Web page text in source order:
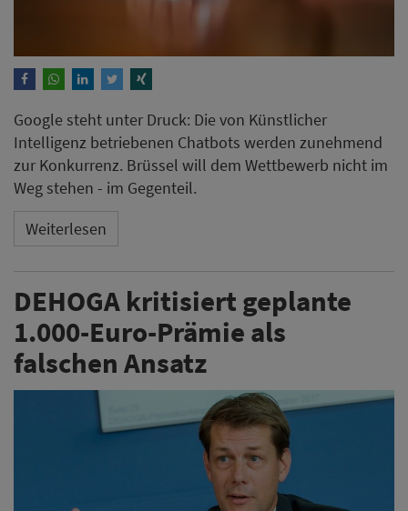
Google steht unter Druck: Die von Künstlicher
Intelligenz betriebenen Chatbots werden zunehmend
zur Konkurrenz. Brüssel will dem Wettbewerb nicht im
Weg stehen - im Gegenteil.
Weiterlesen
DEHOGA kritisiert geplante
1.000-Euro-Prämie als
falschen Ansatz